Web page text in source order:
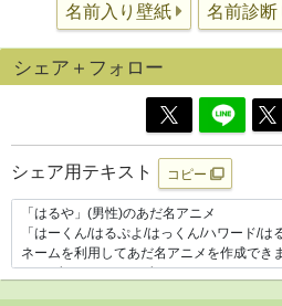
名前入り壁紙 名前診断
シェア＋フォロー
シェア用テキスト コピー